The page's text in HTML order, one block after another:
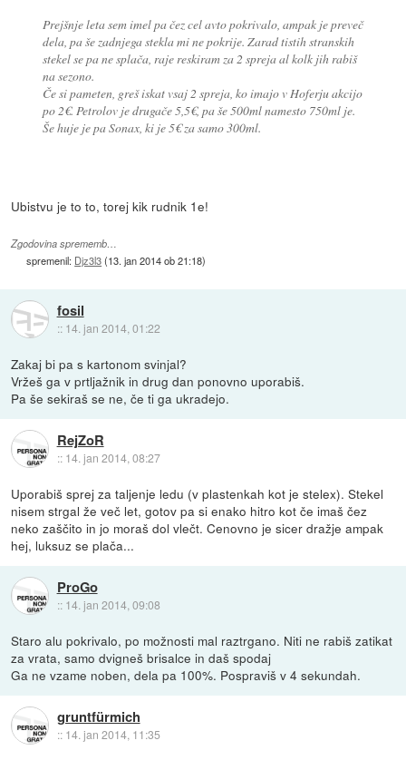
Prejšnje leta sem imel pa čez cel avto pokrivalo, ampak je preveč
dela, pa še zadnjega stekla mi ne pokrije. Zarad tistih stranskih
stekel se pa ne splača, raje reskiram za 2 spreja al kolk jih rabiš
na sezono.
Če si pameten, greš iskat vsaj 2 spreja, ko imajo v Hoferju akcijo
po 2€. Petrolov je drugače 5,5€, pa še 500ml namesto 750ml je.
Še huje je pa Sonax, ki je 5€ za samo 300ml.
Ubistvu je to to, torej kik rudnik 1e!
Zgodovina sprememb…
spremenil: Djz3l3(13. jan 2014 ob 21:18)
fosil
:: 14. jan 2014, 01:22
Zakaj bi pa s kartonom svinjal?
Vržeš ga v prtljažnik in drug dan ponovno uporabiš.
Pa še sekiraš se ne, če ti ga ukradejo.
RejZoR
:: 14. jan 2014, 08:27
Uporabiš sprej za taljenje ledu (v plastenkah kot je stelex). Stekel
nisem strgal že več let, gotov pa si enako hitro kot če imaš čez
neko zaščito in jo moraš dol vlečt. Cenovno je sicer dražje ampak
hej, luksuz se plača...
ProGo
:: 14. jan 2014, 09:08
Staro alu pokrivalo, po možnosti mal raztrgano. Niti ne rabiš zatikat
za vrata, samo dvigneš brisalce in daš spodaj
Ga ne vzame noben, dela pa 100%. Pospraviš v 4 sekundah.
gruntfürmich
:: 14. jan 2014, 11:35